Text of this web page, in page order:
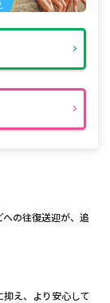
の往復送迎が、追
え、より安心して